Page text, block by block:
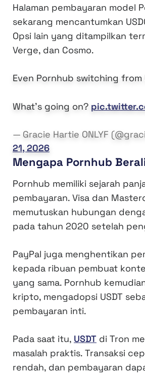
Halaman pembayaran model
sekarang mencantumkan
Opsi lain yang ditampilkan
Verge, dan Cosmo.
Even Pornhub switching from
What’s going on?
— Gracie Hartie ONLYF
21, 2026
Mengapa Pornhub
Pornhub memiliki sejarah
pembayaran. Visa dan
memutuskan hubungan
pada tahun 2020 setelah
PayPal juga menghentikan
kepada ribuan pembuat
yang sama. Pornhub
kripto, mengadopsi USDT
pembayaran inti.
Pada saat itu, USDT di Tron
masalah praktis. Transaksi
rendah, dan pembayaran